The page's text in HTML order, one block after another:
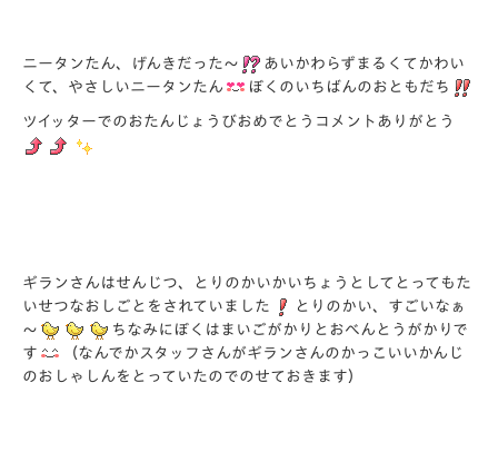
ニータンたん、げんきだった～
あいかわらずまるくてかわい
くて、やさしいニータンたん
ぼくのいちばんのおともだち
ツイッターでのおたんじょうびおめでとうコメントありがとう
ギランさんはせんじつ、とりのかいかいちょうとしてとってもた
いせつなおしごとをされていました
とりのかい、すごいなぁ
～
ちなみにぼくはまいごがかりとおべんとうがかりで
す
（なんでかスタッフさんがギランさんのかっこいいかんじ
のおしゃしんをとっていたのでのせておきます）